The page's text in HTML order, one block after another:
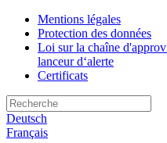
Mentions légales
Protection des données
Loi sur la chaîne
lanceur d‘alerte
Certificats
Deutsch
Français